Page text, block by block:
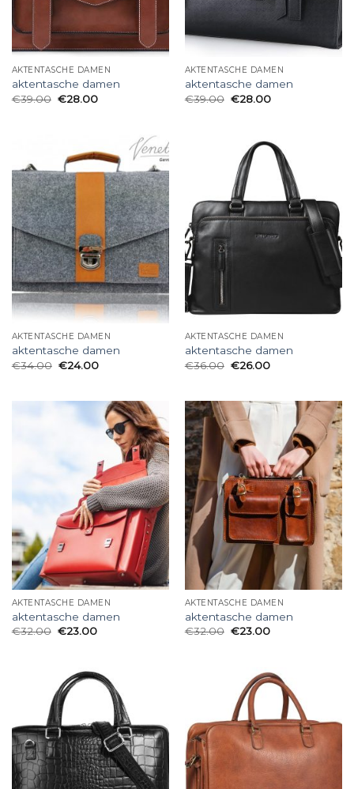
AKTENTASCHE DAMEN
aktentasche damen
€39.00 €28.00
AKTENTASCHE DAMEN
aktentasche damen
€39.00 €28.00
AKTENTASCHE DAMEN
aktentasche damen
€34.00 €24.00
AKTENTASCHE DAMEN
aktentasche damen
€36.00 €26.00
AKTENTASCHE DAMEN
aktentasche damen
€32.00 €23.00
AKTENTASCHE DAMEN
aktentasche damen
€32.00 €23.00